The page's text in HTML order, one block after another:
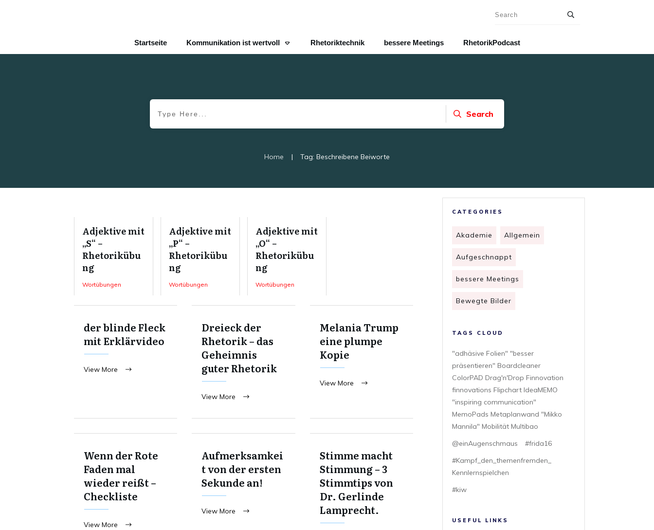
Startseite Kommunikation ist wertvoll Rhetoriktechnik bessere Meetings RhetorikPodcast
Search
Home | Tag: Beschreibene Beiworte
Adjektive mit
„S“ –
Rhetorikübu
ng
Wortübungen
Adjektive mit
„P“ –
Rhetorikübu
ng
Wortübungen
Adjektive mit
„O“ –
Rhetorikübu
ng
Wortübungen
der blinde Fleck
mit Erklärvideo
View More
Dreieck der
Rhetorik – das
Geheimnis
guter Rhetorik
View More
Melania Trump
eine plumpe
Kopie
View More
Wenn der Rote
Faden mal
wieder reißt –
Checkliste
View More
Aufmerksamkei
t von der ersten
Sekunde an!
View More
Stimme macht
Stimmung – 3
Stimmtips von
Dr. Gerlinde
Lamprecht.
CATEGORIES
Akademie Allgemein
Aufgeschnappt
bessere Meetings
Bewegte Bilder
TAGS CLOUD
"adhäsive Folien" "besser
präsentieren" Boardcleaner
ColorPAD Drag'n'Drop Finnovation
finnovations Flipchart IdeaMEMO
"inspiring communication"
MemoPads Metaplanwand "Mikko
Mannila" Mobilität Multibao
@einAugenschmaus
#frida16
#Kampf_den_themenfremden_
Kennlernspielchen
#kiw
USEFUL LINKS